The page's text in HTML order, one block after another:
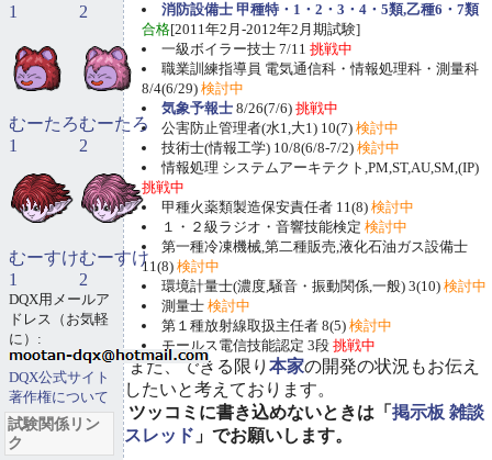
消防設備士 甲種特・1・2・3・4・5類,乙種6・7類
合格[2011年2月-2012年2月期試験]
一級ボイラー技士 7/11 挑戦中
職業訓練指導員 電気通信科・情報処理科・測量科
8/4(6/29) 検討中
気象予報士 8/26(7/6) 挑戦中
公害防止管理者(水1,大1) 10(7) 検討中
技術士(情報工学) 10/8(6/8-7/2) 検討中
情報処理 システムアーキテクト,PM,ST,AU,SM,(IP)
挑戦中
甲種火薬類製造保安責任者 11(8) 検討中
１・２級ラジオ・音響技能検定 検討中
第一種冷凍機械,第二種販売,液化石油ガス設備士
11(8) 検討中
環境計量士(濃度,騒音・振動関係,一般) 3(10) 検討中
測量士 検討中
第１種放射線取扱主任者 8(5) 検討中
モールス電信技能認定 3段 挑戦中
また、できる限り 本家の開発の状況もお伝え
したいと考えております。
ツッコミに書き込めないときは「 掲示板 雑談
スレッド 」でお願いします。
1
2
むーたろ
1
むーたろ
2
むーすけ
1
むーすけ
2
DQX用メールア
ドレス（お気軽
に）:
DQX公式サイト
著作権について
試験関係リン
ク